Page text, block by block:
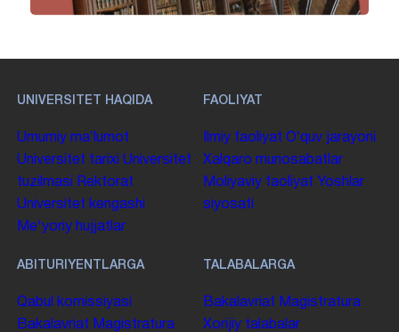
UNIVERSITET HAQIDA
Umumiy maʼlumot
Universitet tarixi Universitet
tuzilmasi
Rektorat
Universitet kengashi
Me'yoriy hujjatlar
FAOLIYAT
Ilmiy faoliyat Oʻquv jarayoni
Xalqaro munosabatlar
Moliyaviy faoliyat Yoshlar
siyosati
ABITURIYENTLARGA
Qabul komissiyasi
Bakalavriat Magistratura
TALABALARGA
Bakalavriat Magistratura
Xorijiy talabalar